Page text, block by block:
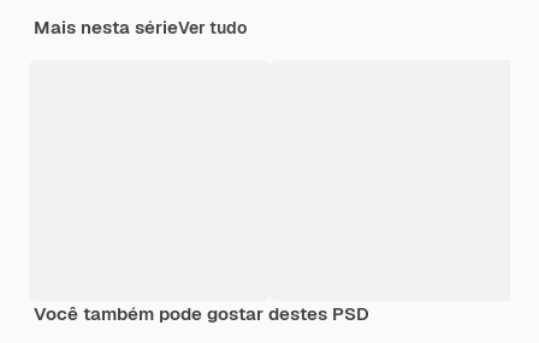
Mais nesta sérieVer tudo
Você também pode gostar destes PSD